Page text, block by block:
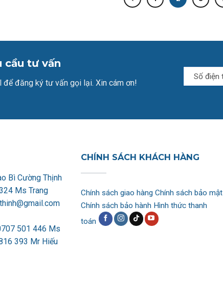
cầu tư vấn
để đăng ký tư vấn gọi lại. Xin cám ơn!
Bì Cường Thịnh
Ms Trang
501 446 Ms
393 Mr Hiếu
CHÍNH SÁCH KHÁCH HÀNG
Chính sách giao hàng Chính sách bảo mật
Chính sách bảo hành Hình thức thanh
toán